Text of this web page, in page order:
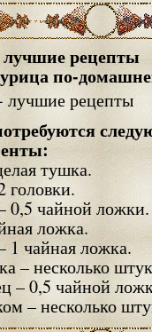
рецепты
по-
тушка.
головки.
0,5 чайной ложки.
ложка.
1 чайная ложка.
– несколько
– 0,5 чайной
– несколько